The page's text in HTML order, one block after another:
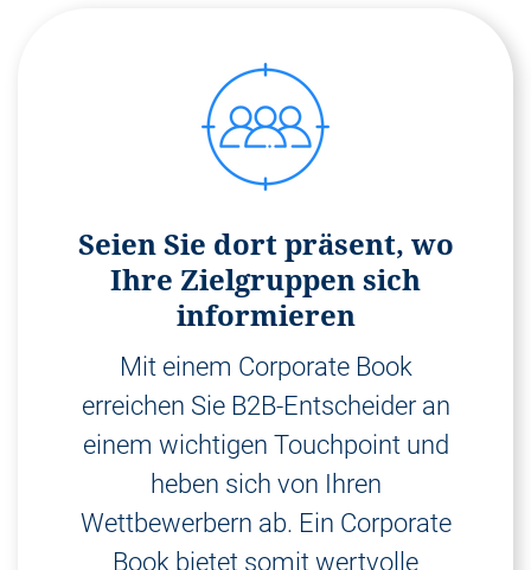
Seien Sie dort präsent, wo
Ihre Zielgruppen sich
informieren
Mit einem Corporate Book
erreichen Sie B2B-Entscheider an
einem wichtigen Touchpoint und
heben sich von Ihren
Wettbewerbern ab. Ein Corporate
Book bietet somit wertvolle